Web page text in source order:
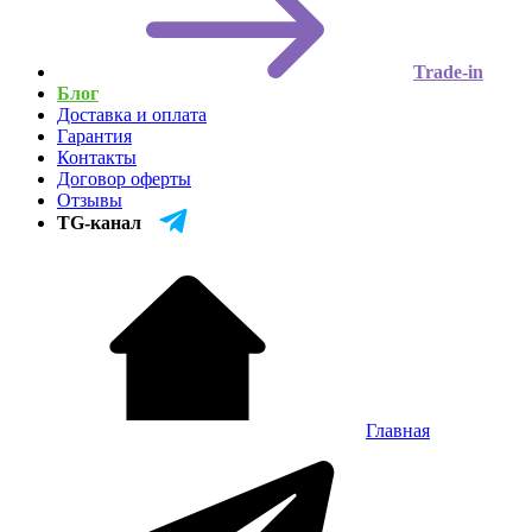
Trade-in
Блог
Доставка и оплата
Гарантия
Контакты
Договор оферты
Отзывы
TG-канал
Главная